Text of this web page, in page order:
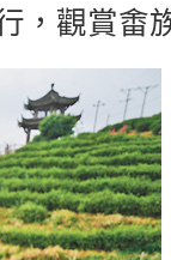
，觀賞畬